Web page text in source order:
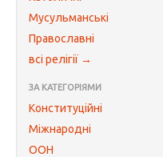
Мусульманські
Православні
всі релігії →
ЗА КАТЕГОРІЯМИ
Конституційні
Міжнародні
ООН